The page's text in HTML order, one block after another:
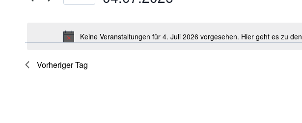
Hinweis
Keine Veranstaltungen für 4. Juli 2026 vorgesehen. Hier geht es zu den
Navigation
Schlüsselwort.
Vorheriger Tag